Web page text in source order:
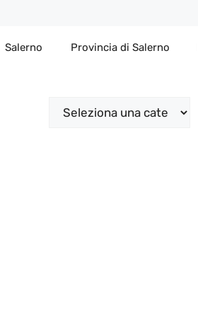
Salerno Provincia di Salerno
Categorie